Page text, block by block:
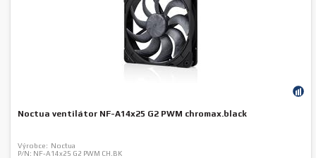
Noctua ventilátor NF-A14x25 G2 PWM chromax.black
Výrobce: Noctua
P/N: NF-A14x25 G2 PWM CH.BK